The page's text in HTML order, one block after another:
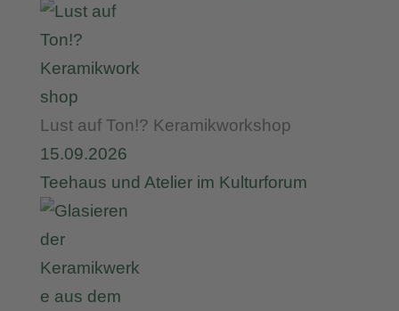
Lust auf Ton!? Keramikworkshop
15.09.2026
Teehaus und Atelier im Kulturforum